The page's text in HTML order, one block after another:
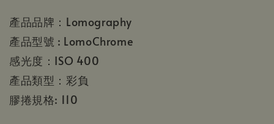
產品品牌：Lomography
產品型號 : LomoChrome
感光度：ISO 400
產品類型：彩負
膠捲規格: 110